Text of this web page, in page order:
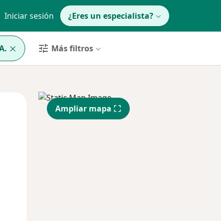
Iniciar sesión ¿Eres un especialista?
Más filtros
Vie
14 Ago
Sáb
15 Ago
Ampliar mapa